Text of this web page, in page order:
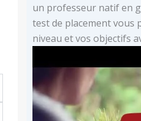
un professeur natif en
test de placement vous
niveau et vos objectifs